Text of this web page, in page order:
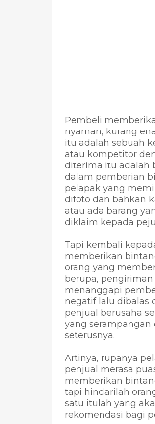
Pembeli
nyaman, kurang
itu adalah sebuah
atau kompetitor
diterima itu adalah
dalam pemberian
pelapak yang
difoto dan bahkan
atau ada barang
diklaim kepada
Tapi kembali
memberikan
orang yang
berupa, pengiriman
menanggapi
negatif lalu dibalas
penjual berusaha
yang serampangan
seterusnya.
Artinya, rupanya
penjual merasa
memberikan
tapi hindarilah
satu itulah yang
rekomendasi bagi